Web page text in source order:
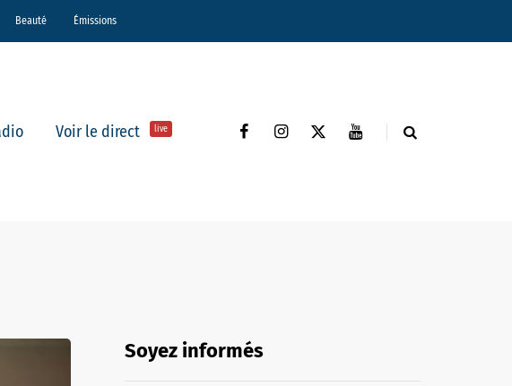
Beauté Émissions
Voir le direct live
Soyez informés